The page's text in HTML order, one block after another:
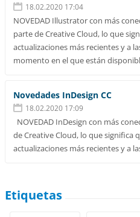
18.02.2020 17:04
NOVEDAD Illustrator con más
parte de Creative Cloud, lo que
actualizaciones más recientes y a
momento en el que están
Novedades InDesign CC
18.02.2020 17:09
NOVEDAD InDesign con más
de Creative Cloud, lo que significa
actualizaciones más recientes y a
Etiquetas